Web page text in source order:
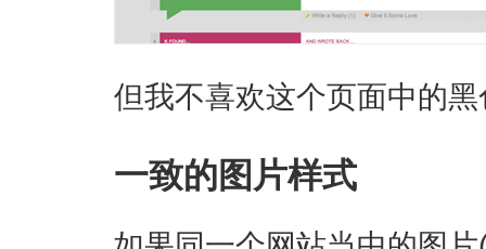
但我不喜欢这个页面中的
一致的图片样式